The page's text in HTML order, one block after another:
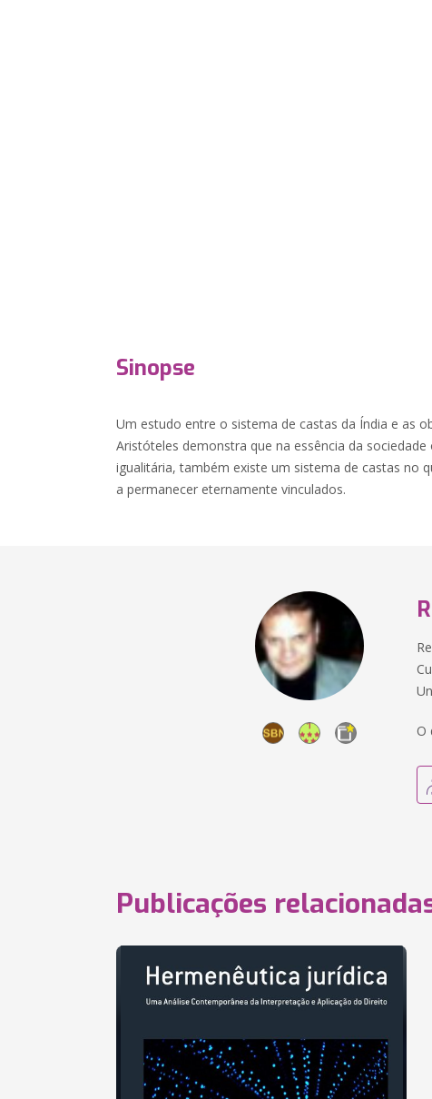
Sinopse
Um estudo entre o sistema de castas da Índia e as
Aristóteles demonstra que na essência da sociedade
igualitária, também existe um sistema de castas no
a permanecer eternamente vinculados.
O
Publicações